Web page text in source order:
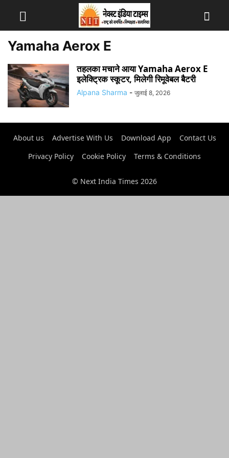
Yamaha Aerox E
तहलका मचाने आया Yamaha Aerox E
इलेक्ट्रिक स्कूटर, मिलेगी रिमूवेबल बैटरी
Alpana Sharma - जुलाई 8, 2026
About us Advertise With Us Download App
Contact Us
Privacy Policy
Cookie Policy Terms & Conditions
© Next India Times 2026